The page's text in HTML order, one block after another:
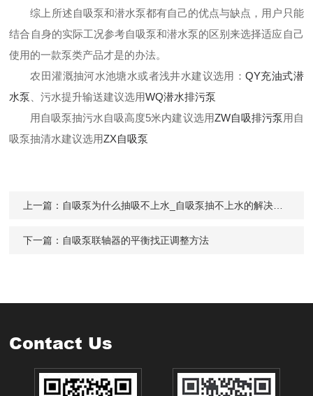
综上所述自吸泵和潜水泵都有自己的优点与缺点，用户只能
结合自身的实际工况参考自吸泵和潜水泵的区别来选择适应自己
使用的一款泵类产品才是的办法。
农田灌溉抽河水池塘水或者浅井水建议选用：QY充油式潜
水泵 、污水提升输送建议选用WQ潜水排污泵
用自吸泵抽污水自吸高度5米内建议选用ZW自吸排污泵用自
吸泵抽清水建议选用ZX自吸泵
上一篇： 自吸泵为什么抽吸不上水_自吸泵抽不上水的解决办法
下一篇： 自吸泵联轴器的平衡找正调整方法
Contact Us